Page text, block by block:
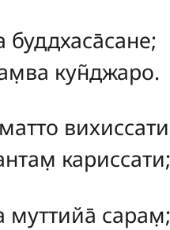
буддхаса̄сане;
кун̃джаро.
кариссати;
муттийа̄ сарам̣;